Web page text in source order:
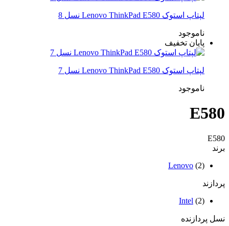
لپتاپ استوک Lenovo ThinkPad E580 نسل 8
ناموجود
پایان تخفیف
لپتاپ استوک Lenovo ThinkPad E580 نسل 7
ناموجود
E580
E580
برند
Lenovo (2)
پردازند
Intel (2)
نسل پردازنده